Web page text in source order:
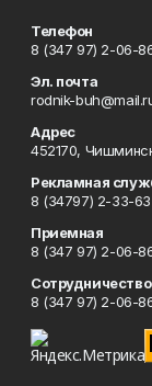
Телефон
8 (347 97) 2-06-
Эл. почта
rodnik-
Адрес
452170,
Рекламная
8 (34797) 2-33-63
Приемная
8 (347 97) 2-06-
Сотрудничество
8 (347 97) 2-06-